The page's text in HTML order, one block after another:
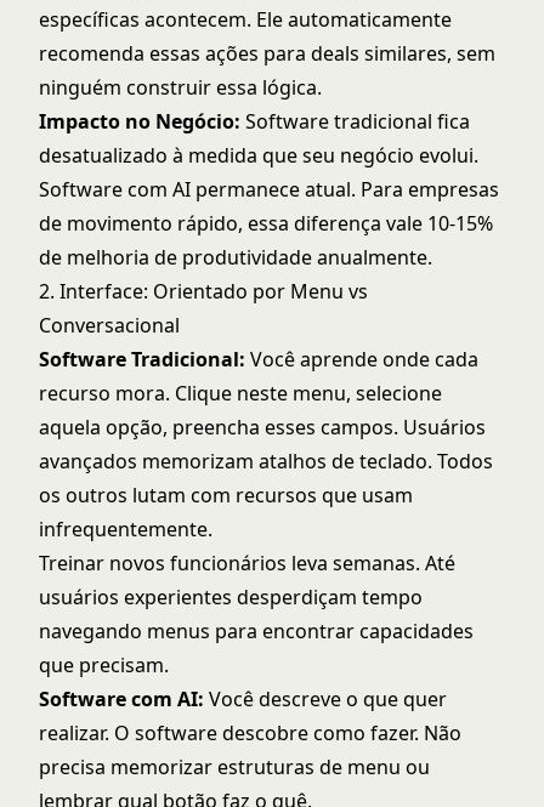
específicas acontecem. Ele automaticamente
recomenda essas ações para deals similares, sem
ninguém construir essa lógica.
Impacto no Negócio: Software tradicional fica
desatualizado à medida que seu negócio evolui.
Software com AI permanece atual. Para empresas
de movimento rápido, essa diferença vale 10-15%
de melhoria de produtividade anualmente.
2. Interface: Orientado por Menu vs
Conversacional
Software Tradicional: Você aprende onde cada
recurso mora. Clique neste menu, selecione
aquela opção, preencha esses campos. Usuários
avançados memorizam atalhos de teclado. Todos
os outros lutam com recursos que usam
infrequentemente.
Treinar novos funcionários leva semanas. Até
usuários experientes desperdiçam tempo
navegando menus para encontrar capacidades
que precisam.
Software com AI: Você descreve o que quer
realizar. O software descobre como fazer. Não
precisa memorizar estruturas de menu ou
lembrar qual botão faz o quê.